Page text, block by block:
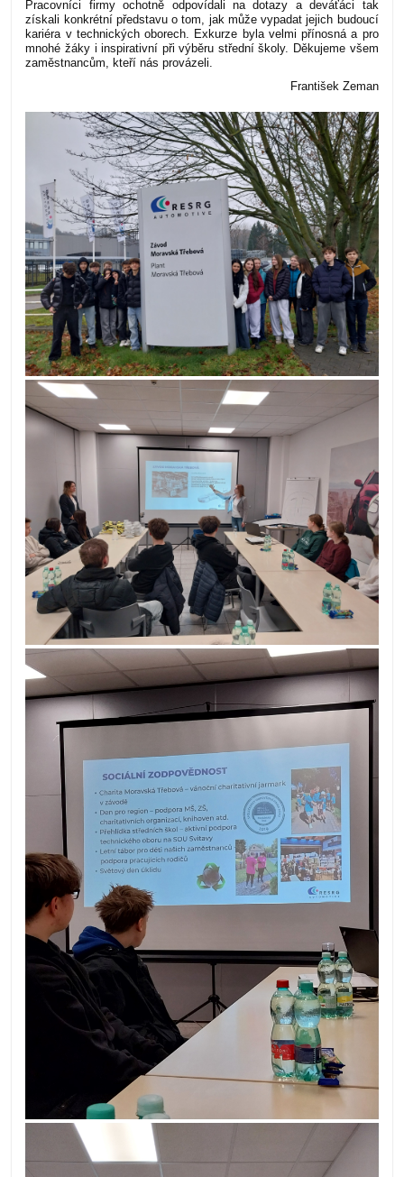
Pracovníci firmy ochotně odpovídali na dotazy a deváťáci tak
získali konkrétní představu o tom, jak může vypadat jejich budoucí
kariéra v technických oborech. Exkurze byla velmi přínosná a pro
mnohé žáky i inspirativní při výběru střední školy. Děkujeme všem
zaměstnancům, kteří nás provázeli.
František Zeman